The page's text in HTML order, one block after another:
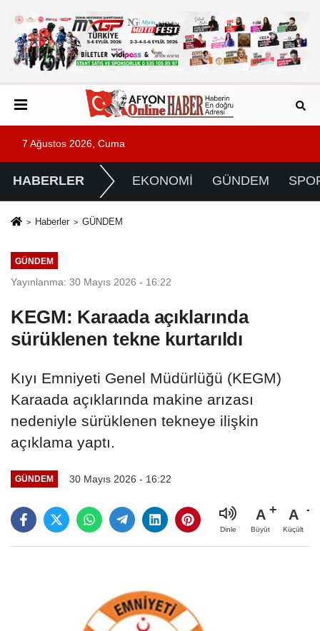
7 Ağustos 2026, Cuma
HABERLER EKONOMİ GÜNDEM
Haberler GÜNDEM
GÜNDEM
Yayınlanma: 30 Mayıs 2026 - 16:22
KEGM: Karaada açıklarında
sürüklenen tekne kurtarıldı
Kıyı Emniyeti Genel Müdürlüğü (KEGM)
Karaada açıklarında makine arızası
nedeniyle sürüklenen tekneye ilişkin
açıklama yaptı.
GÜNDEM 30 Mayıs 2026 - 16:22
Dinle
A
Büyüt
A
Küçült